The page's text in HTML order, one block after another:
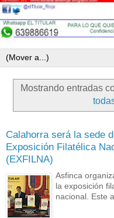
Mostrando entradas
Calahorra será la sede
Exposición Filatélica
(EXFILNA)
Asfinca
la exposición
nacional. Este